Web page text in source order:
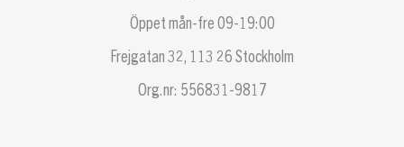
Öppet mån-fre 09-19:00
Frejgatan 32, 113 26 Stockholm
Org.nr: 556831-9817